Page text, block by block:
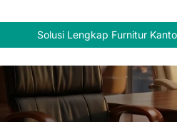
Solusi Lengkap Furnitur